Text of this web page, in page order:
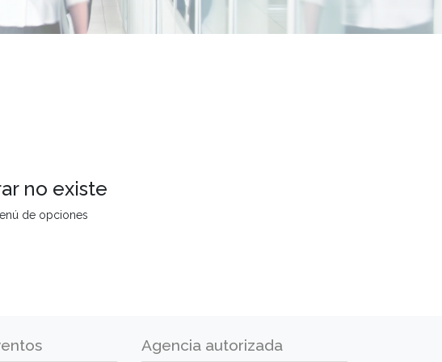
no existe
de opciones
Agencia autorizada